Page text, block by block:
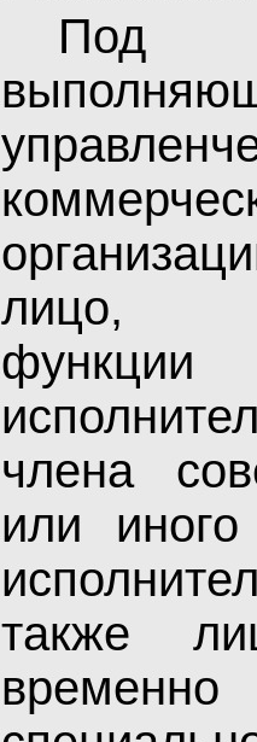
лицо,
функции
члена
или иного
также